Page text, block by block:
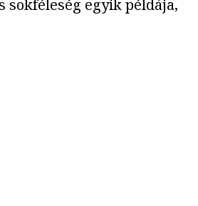
sokféleség egyik példája,